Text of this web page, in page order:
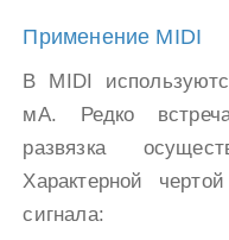
Применение MIDI
В MIDI
мА. Редко
развязка
Характерной
сигнала: